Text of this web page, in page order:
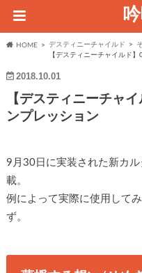
HOME デスティニーチャイルド
【デスティニーチャイルド
2018.10.01
【デスティニーチャ
ンプレッション
9月30日に実装された新カ
載。
例によって実際に使用して
ず。